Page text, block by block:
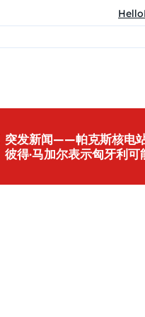
突发新闻——帕克斯核电
彼得·马加尔表示匈牙利